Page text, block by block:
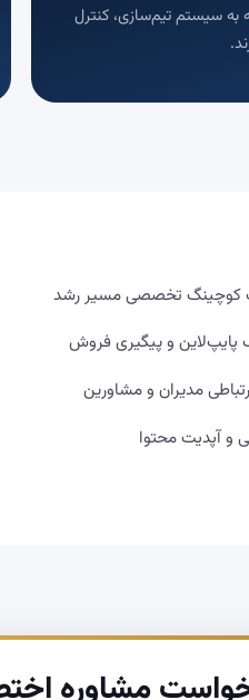
به سیستم تیم‌سازی، کنترل
کوچینگ تخصصی مسیر رشد
پایپ‌لاین و پیگیری فروش
مدیران و مشاورین
و آپدیت محتوا
مشاوره